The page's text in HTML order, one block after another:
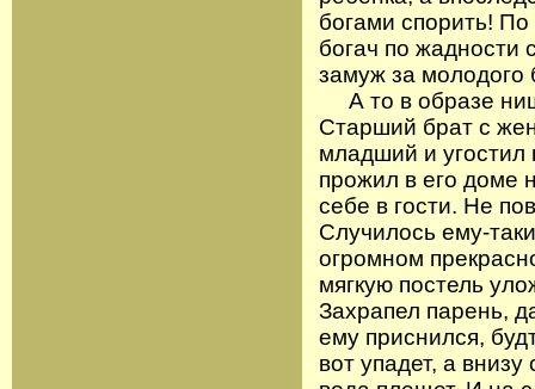
богами спорить!
богач по жадности
замуж за молодого
А то в образе
Старший брат с
младший и угостил
прожил в его доме
себе в гости. Не
Случилось ему-
огромном
мягкую постель
Захрапел парень,
ему приснился,
вот упадет, а